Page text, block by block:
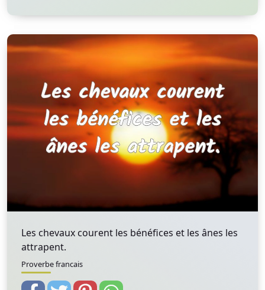
Les chevaux courent les bénéfices et les ânes les
attrapent.
Proverbe francais